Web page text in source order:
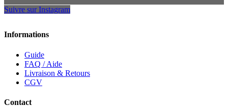
Suivre sur Instagram
Informations
Guide
FAQ / Aide
Livraison & Retours
CGV
Contact